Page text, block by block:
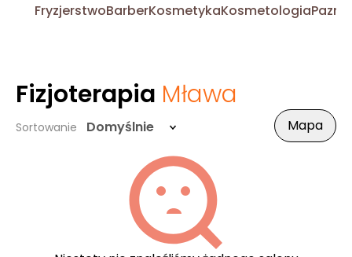
FryzjerstwoBarberKosmetykaKosmetologia
Fizjoterapia Mława
Sortowanie Domyślnie Mapa